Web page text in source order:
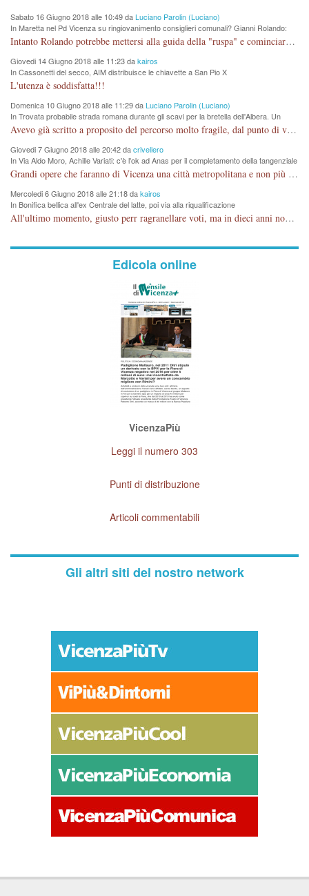
Sabato 16 Giugno 2018 alle 10:49 daLuciano Parolin (Luciano)
In Maretta nel Pd Vicenza su ringiovanimento consiglieri comunali? Gianni Rolando:
"non mi dimetto". Angelo Tonello: "va bene così"
Intanto Rolando potrebbe mettersi alla guida della "ruspa" e cominciare a scavare l'acqua alle Maddalene, con tanti Auguri di Acque Vicentine, magari deviando il percorso della Bretella. Amen.
Giovedi 14 Giugno 2018 alle 11:23 dakairos
In Cassonetti del secco, AIM distribuisce le chiavette a San Pio X
L'utenza è soddisfatta!!!
Domenica 10 Giugno 2018 alle 11:29 daLuciano Parolin (Luciano)
In Trovata probabile strada romana durante gli scavi per la bretella dell'Albera. Un
nuovo stop?
Avevo già scritto a proposito del percorso molto fragile, dal punto di vista archeologico. La zona è sicuramente ricca di testimonianze religiose, con insediamenti abitativi, vedi l'acquedotto romano di Lobbia. Spero, che risorgive della Seriola, non subiscano danni.
Giovedi 7 Giugno 2018 alle 20:42 dacrivellero
In Via Aldo Moro, Achille Variati: c'è l'ok ad Anas per il completamento della tangenziale
Grandi opere che faranno di Vicenza una città metropolitana e non più provinciale soffocata dal rumore dal traffico e smog concentrato in 6 vie cittadine. complimenti
Mercoledi 6 Giugno 2018 alle 21:18 dakairos
In Bonifica bellica all'ex Centrale del latte, poi via alla riqualificazione
All'ultimo momento, giusto perr ragranellare voti, ma in dieci anni non si poteva fare prima?
Edicola online
VicenzaPiù
Leggi il numero 303
Punti di distribuzione
Articoli commentabili
Gli altri siti del nostro network